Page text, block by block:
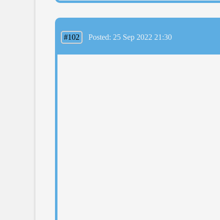
#102 Posted: 25 Sep 2022 21:30